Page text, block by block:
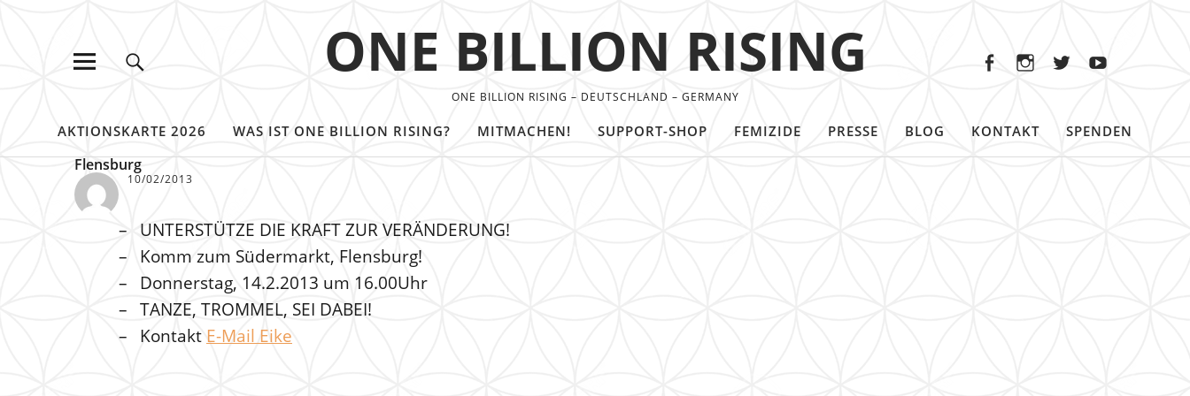
ONE BILLION RISING
ONE BILLION RISING – DEUTSCHLAND – GERMANY
AKTIONSKARTE 2026 WAS IST ONE BILLION RISING? MITMACHEN! SUPPORT-SHOP FEMIZIDE PRESSE BLOG KONTAKT SPENDEN
Flensburg
10/02/2013
UNTERSTÜTZE DIE KRAFT ZUR VERÄNDERUNG!
Komm zum Südermarkt, Flensburg!
Donnerstag, 14.2.2013 um 16.00Uhr
TANZE, TROMMEL, SEI DABEI!
Kontakt E-Mail Eike